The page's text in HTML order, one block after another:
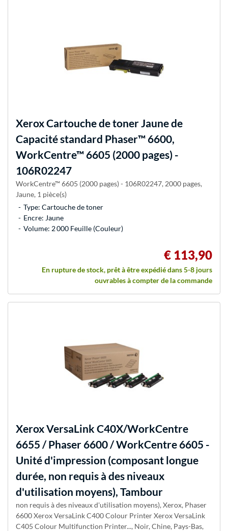
XeroxCartouche de toner Jaune de
Capacité standard Phaser™ 6600,
WorkCentre™ 6605 (2000 pages) -
106R02247
WorkCentre™ 6605 (2000 pages) - 106R02247, 2000 pages,
Jaune, 1 pièce(s)
Type: Cartouche de toner
Encre: Jaune
Volume: 2 000 Feuille (Couleur)
€ 113,90
En rupture de stock, prêt à être expédié dans 5-8 jours
ouvrables à compter de la commande
XeroxVersaLink C40X/WorkCentre
6655 / Phaser 6600 / WorkCentre 6605 -
Unité d'impression (composant longue
durée, non requis à des niveaux
d'utilisation moyens), Tambour
non requis à des niveaux d'utilisation moyens), Xerox, Phaser
6600 Xerox VersaLink C400 Colour Printer Xerox VersaLink
C405 Colour Multifunction Printer..., Noir, Chine, Pays-Bas,